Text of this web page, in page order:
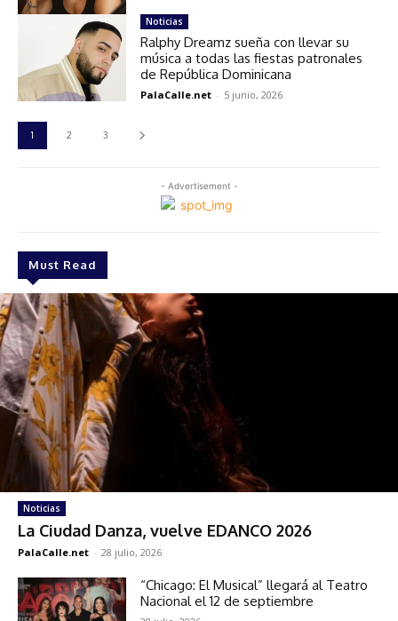
- Advertisement -
Must Read
Noticias
La Ciudad Danza, vuelve EDANCO 2026
PalaCalle.net - 28 julio, 2026
“Chicago: El Musical” llegará al Teatro
Nacional el 12 de septiembre
Noticias
Ralphy Dreamz sueña con llevar su
música a todas las fiestas patronales
de República Dominicana
PalaCalle.net - 5 junio, 2026
1 2 3